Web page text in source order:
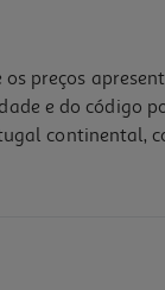
preços
e do código
continental,